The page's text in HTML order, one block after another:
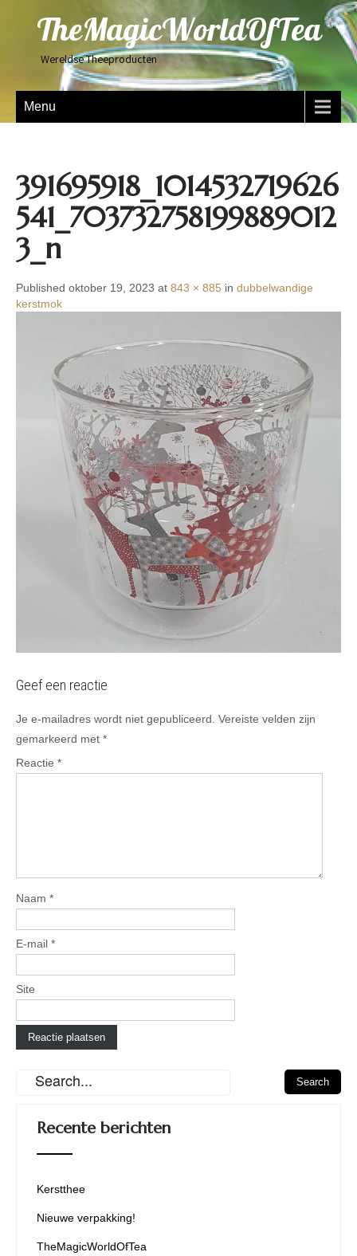
TheMagicWorldOfTea
Wereldse Theeproducten
Menu
391695918_1014532719626
541_703732758199889012
3_n
Published oktober 19, 2023 at 843 × 885 in dubbelwandige
kerstmok
Geef een reactie
Je e-mailadres wordt niet gepubliceerd. Vereiste velden zijn
gemarkeerd met *
Reactie *
Naam *
E-mail *
Site
Recente berichten
Kerstthee
Nieuwe verpakking!
TheMagicWorldOfTea